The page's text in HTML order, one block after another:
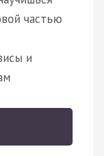
частью
и